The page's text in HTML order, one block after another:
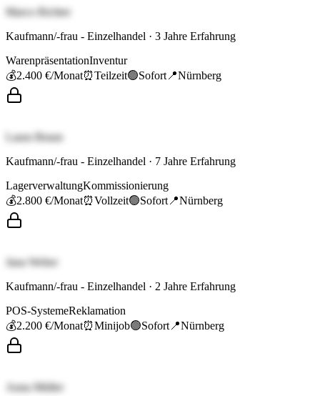
Marco Richter
Kaufmann/-frau - Einzelhandel · 3 Jahre Erfahrung
WarenpräsentationInventur
💰2.400 €/Monat⏰Teilzeit🟢Sofort 📍Nürnberg
Laura Braun
Kaufmann/-frau - Einzelhandel · 7 Jahre Erfahrung
LagerverwaltungKommissionierung
💰2.800 €/Monat⏰Vollzeit🟢Sofort 📍Nürnberg
Jana Weber
Kaufmann/-frau - Einzelhandel · 2 Jahre Erfahrung
POS-SystemeReklamation
💰2.200 €/Monat⏰Minijob🟢Sofort 📍Nürnberg
Anna Müller